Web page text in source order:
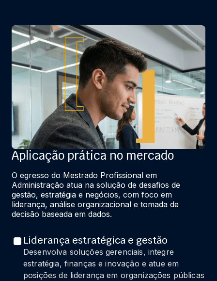
Aplicação prática no mercado
O egresso do Mestrado Profissional em
Administração atua na solução de desafios de
gestão, estratégia e negócios, com foco em
liderança, análise organizacional e tomada de
decisão baseada em dados.
Liderança estratégica e gestão
Desenvolva soluções gerenciais, integre
estratégia, finanças e inovação e atue em
posições de liderança em organizações públicas